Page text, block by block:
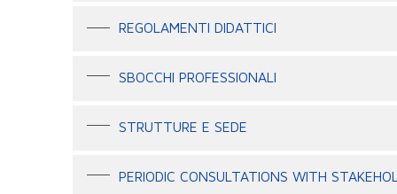
REGOLAMENTI DIDATTICI
SBOCCHI PROFESSIONALI
STRUTTURE E SEDE
PERIODIC CONSULTATIONS WITH